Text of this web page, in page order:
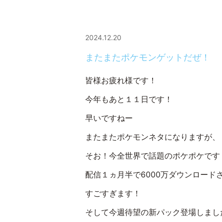
2024.12.20
またまたポケモンゲットだぜ！
皆様お疲れ様です！
今年もあと１１日です！
早いですねー
またまたポケモンネタになりますが、
そお！今全世界で話題のポケポケです
配信１ヵ月半で6000万ダウンロード
すごすぎます！
そして今週待望の新パック登場しまし